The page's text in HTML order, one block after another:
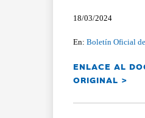
18/03/2024
En:Boletín Oficial
ENLACE AL
ORIGINAL >